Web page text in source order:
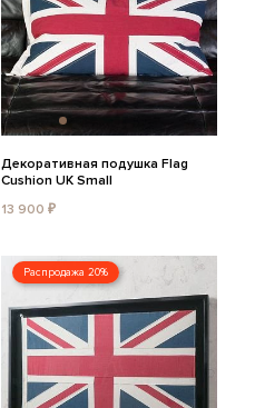
Декоративная подушка Flag
Cushion UK Small
13 900 ₽
Распродажа 20%